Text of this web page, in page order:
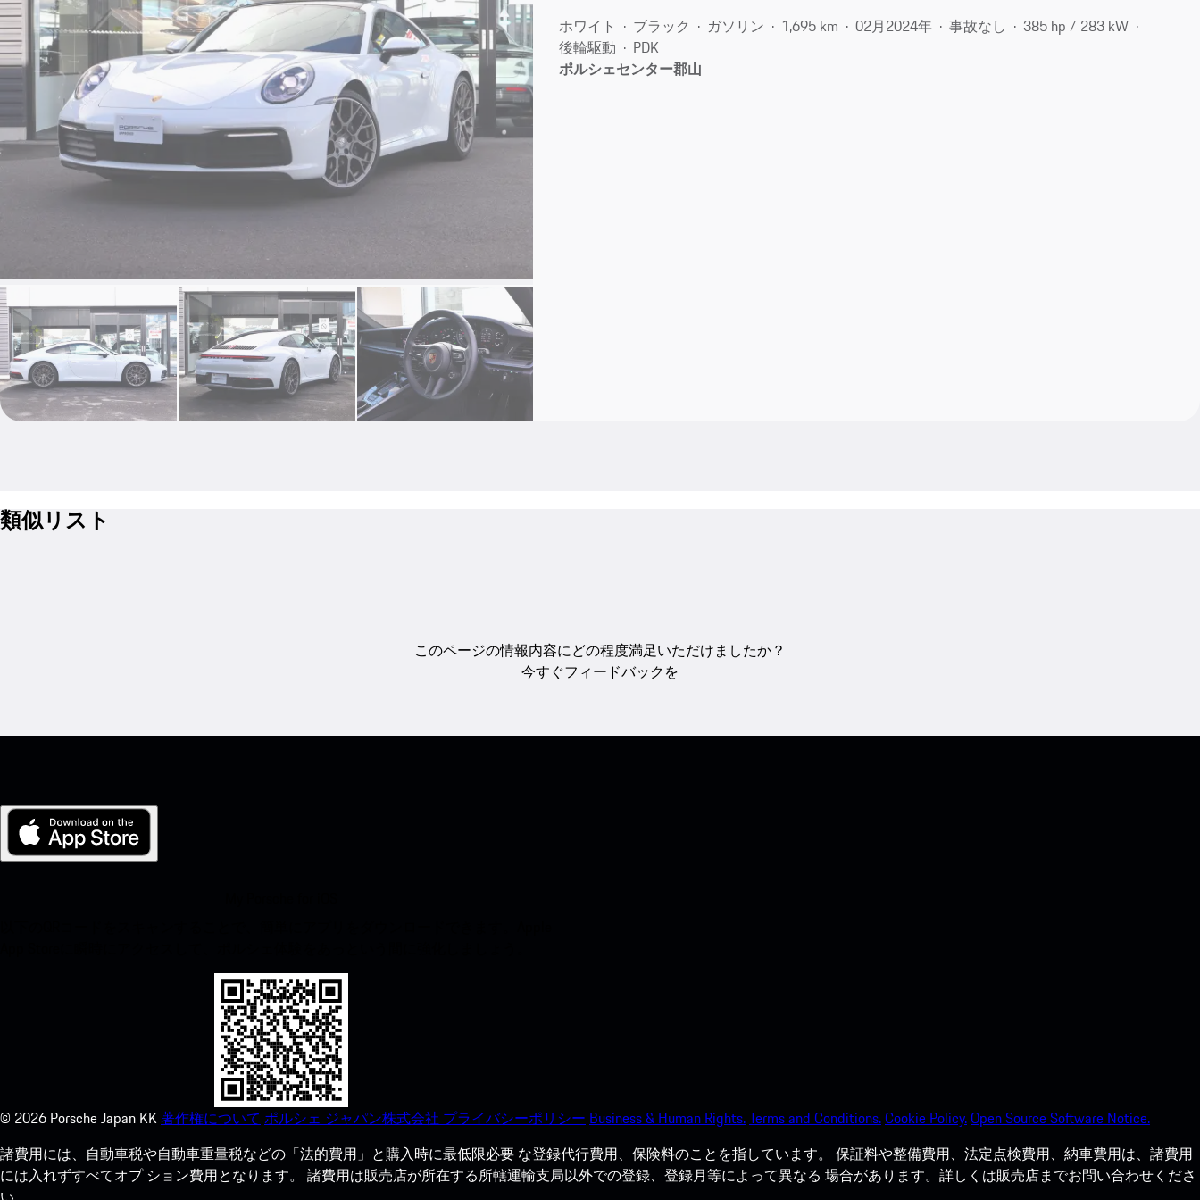
ホワイト ブラック ガソリン 1,695 km 02月​2024年 事故なし
385 hp / 283 kW
後輪駆動
PDK
ポルシェセンター郡山
類似リスト
このページの情報内容にどの程度満足いただけましたか？
今すぐフィードバックを
© 2026 Porsche Japan KK著作権について ポルシェ ジャパン株式会社 プライバシーポリシー Business & Human Rights.Terms and Conditions.Cookie Policy.Open Source Software Notice.
諸費用には、自動車税や自動車重量税などの「法的費用」と購入時に最低限必要 な登録代行費用、保険料のことを指しています。 保証料や整備費用、法定点検費用、納車費用は、諸費用
には入れずすべてオプ ション費用となります。 諸費用は販売店が所在する所轄運輸支局以外での登録、登録月等によって異なる 場合があります。詳しくは販売店までお問い合わせくださ